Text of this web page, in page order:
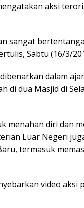
aksi
sangat
Sabtu (16/3/
dalam
di dua Masjid di
menahan diri dan
Luar Negeri
termasuk
video aksi